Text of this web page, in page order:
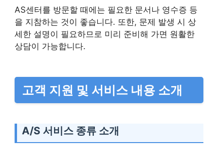
AS센터를 방문할 때에는 필요한 문서나 영수증 등
을 지참하는 것이 좋습니다. 또한, 문제 발생 시 상
세한 설명이 필요하므로 미리 준비해 가면 원활한
상담이 가능합니다.
고객 지원 및 서비스 내용 소개
A/S 서비스 종류 소개